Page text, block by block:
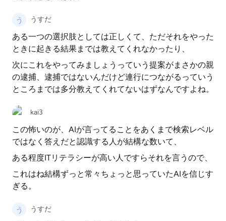
うすだ
ある一つの選択肢としては正しくて、ただそれをやった
ときに起きる結果までは教えてくれなかったり、
次にこれをやってみましょうっていう提案がまさかの親
の逮捕、逮捕ではないんだけど連行につながるっていう
ところまでは多分教えてくれてないはずなんですよね。
kai3
この怖いのが、AIが言ってることをあくまで検索レベル
ではなく答えだと認識する人が結構な数いて、
ある程度ITリテラシーが高い人ですらそれを言うので、
これはね結構ずっと常々ちょっと思っていたAIを信じす
ぎる。
うすだ